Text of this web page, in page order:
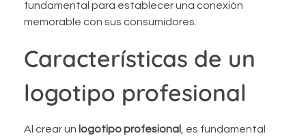
fundamental para establecer una conexión
memorable con sus consumidores.
Características de un
logotipo profesional
Al crear un logotipo profesional
, es fundamental